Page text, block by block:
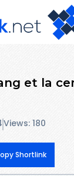
et la
Views: 180
Shortlink